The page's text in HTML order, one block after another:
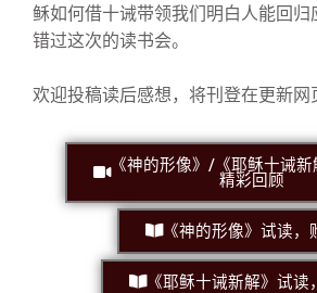
稣如何借十诫带领我们明白人能回归
错过这次的读书会。
欢迎投稿读后感想，将刊登在更新网
《神的形像》/《耶稣十诫新
精彩回顾
《神的形像》试读，
《耶稣十诫新解》试读